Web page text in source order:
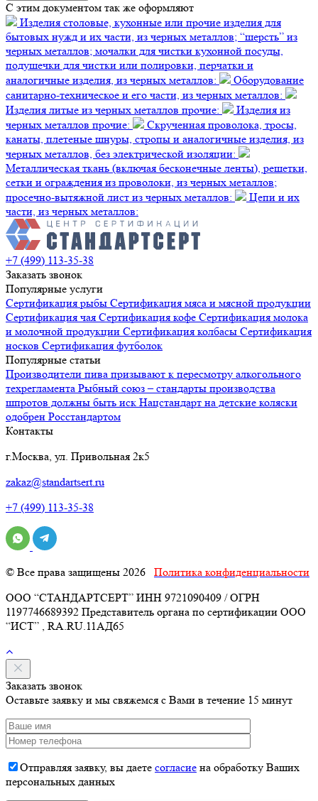
C этим документом так же оформляют
Изделия столовые, кухонные или прочие изделия для
бытовых нужд и их части, из черных металлов; “шерсть” из
черных металлов; мочалки для чистки кухонной посуды,
подушечки для чистки или полировки, перчатки и
аналогичные изделия, из черных металлов:
Оборудование
санитарно-техническое и его части, из черных металлов:
Изделия литые из черных металлов прочие:
Изделия из
черных металлов прочие:
Скрученная проволока, тросы,
канаты, плетеные шнуры, стропы и аналогичные изделия, из
черных металлов, без электрической изоляции:
Металлическая ткань (включая бесконечные ленты), решетки,
сетки и ограждения из проволоки, из черных металлов;
просечно-вытяжной лист из черных металлов:
Цепи и их
части, из черных металлов:
+7 (499) 113-35-38
Заказать звонок
Популярные услуги
Сертификация рыбы Сертификация мяса и мясной продукции
Сертификация чая Сертификация кофе Сертификация молока
и молочной продукции Сертификация колбасы Сертификация
носков Сертификация футболок
Популярные статьи
Производители пива призывают к пересмотру алкогольного
техрегламента Рыбный союз – стандарты производства
шпротов должны быть иск Нацстандарт на детские коляски
одобрен Росстандартом
Контакты
г.Москва, ул. Привольная 2к5
zakaz@standartsert.ru
+7 (499) 113-35-38
© Все права защищены 2026 Политика конфиденциальности
ООО “СТАНДАРТСЕРТ” ИНН 9721090409 / ОГРН
1197746689392 Представитель органа по сертификации ООО
“ИСТ” , RA.RU.11АД65
Заказать звонок
Оставьте заявку и мы свяжемся с Вами в течение 15 минут
Отправляя заявку, вы даете согласие на обработку Ваших
персональных данных